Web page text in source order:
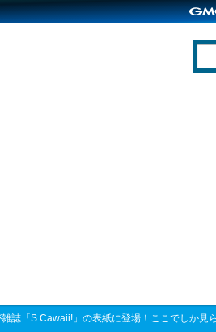
誌「S Cawaii!」の表紙に登場！ここでしか見